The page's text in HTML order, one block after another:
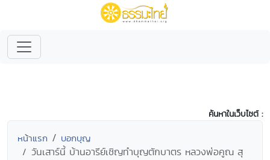
ค้นหาในเว็บไซต์ :
หน้าแรก บอกบุญ
วันเสาร์นี้ บ้านอารีย์เชิญทำบุญตักบาตร หลวงพ่อคูณ สุ